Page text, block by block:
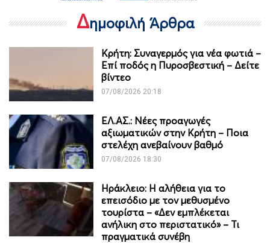
Δημοφιλή Άρθρα
Κρήτη: Συναγερμός για νέα φωτιά –
Επί ποδός η Πυροσβεστική – Δείτε
βίντεο
07/08/2026 20:18
ΕΛ.ΑΣ.: Νέες προαγωγές
αξιωματικών στην Κρήτη – Ποια
στελέχη ανεβαίνουν βαθμό
07/08/2026 18:30
Ηράκλειο: Η αλήθεια για το
επεισόδιο με τον μεθυσμένο
τουρίστα – «Δεν εμπλέκεται
ανήλικη στο περιστατικό» – Τι
πραγματικά συνέβη